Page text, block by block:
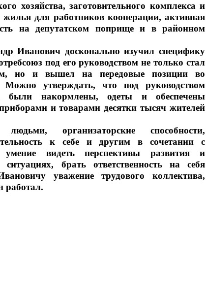
хозяйства, заготовительного комплекса и
жилья для работников кооперации, активная
на депутатском поприще и в районном
Иванович досконально изучил специфику
под его руководством не только стал
но и вышел на передовые позиции во
Можно утверждать, что под руководством
были накормлены, одеты и обеспечены
и товарами десятки тысяч жителей
организаторские способности,
к себе и другим в сочетании с
видеть перспективы развития и
брать ответственность на себя
уважение трудового коллектива,
работал.